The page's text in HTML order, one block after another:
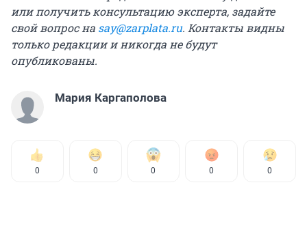
или получить консультацию эксперта, задайте
свой вопрос на say@zarplata.ru. Контакты видны
только редакции и никогда не будут
опубликованы.
Мария Каргаполова
0 0 0 0 0